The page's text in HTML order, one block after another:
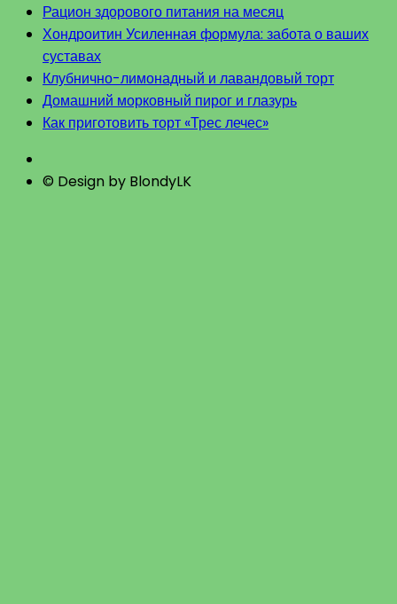
Рацион здорового питания на месяц
Хондроитин Усиленная формула: забота о ваших
суставах
Клубнично-лимонадный и лавандовый торт
Домашний морковный пирог и глазурь
Как приготовить торт «Трес лечес»
© Design by BlondyLK